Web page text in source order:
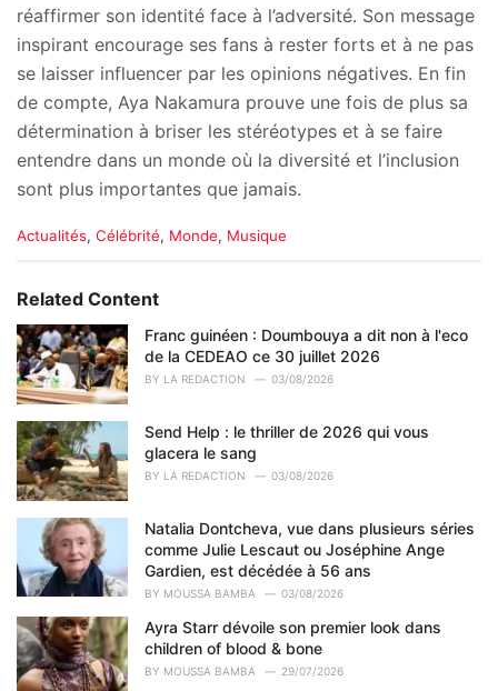
réaffirmer son identité face à l’adversité. Son message
inspirant encourage ses fans à rester forts et à ne pas
se laisser influencer par les opinions négatives. En fin
de compte, Aya Nakamura prouve une fois de plus sa
détermination à briser les stéréotypes et à se faire
entendre dans un monde où la diversité et l’inclusion
sont plus importantes que jamais.
C
e
o
r
i
e
:
Actualités, Célébrité, Monde, Musique
Related Content
Franc guinéen : Doumbouya a dit non à l'eco
de la CEDEAO ce 30 juillet 2026
BY LA REDACTION 03/08/2026
Send Help : le thriller de 2026 qui vous
glacera le sang
BY LA REDACTION 03/08/2026
Natalia Dontcheva, vue dans plusieurs séries
comme Julie Lescaut ou Joséphine Ange
Gardien, est décédée à 56 ans
BY MOUSSA BAMBA 03/08/2026
Ayra Starr dévoile son premier look dans
children of blood & bone
BY MOUSSA BAMBA 29/07/2026